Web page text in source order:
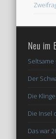
Neu im
Der
Die
Die Insel
Das war